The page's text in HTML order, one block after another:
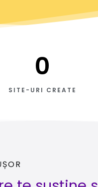
SITE-URI CREATE
0